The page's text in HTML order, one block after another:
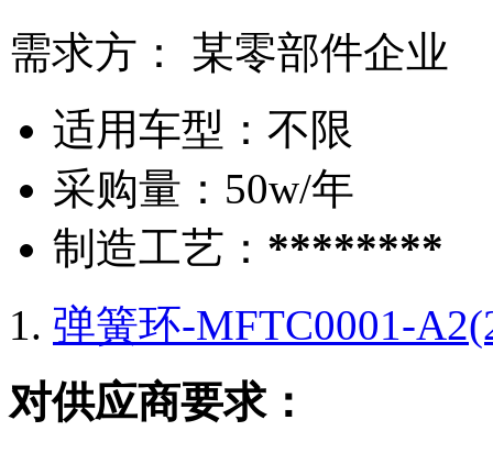
需求方：
某零部件企业
适用车型： 不限
采购量： 50w/年
制造工艺： ********
弹簧环-MFTC0001-
对供应商要求：